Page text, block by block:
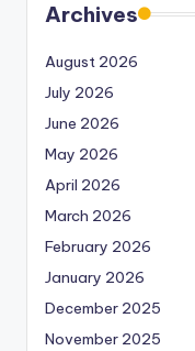
Archives
August 2026
July 2026
June 2026
May 2026
April 2026
March 2026
February 2026
January 2026
December 2025
November 2025